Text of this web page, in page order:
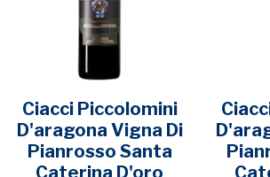
Ciacci Piccolomini
D'aragona Vigna Di
Pianrosso Santa
Caterina D'oro